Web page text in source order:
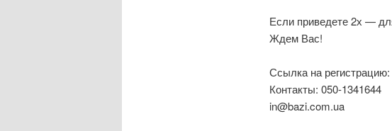
Если приведете 2х —
Ждем Вас!
Ссылка на регистрацию:
Контакты: 050-1341644
in@bazi.com.ua